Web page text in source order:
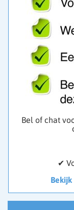
- Sjamaan
- Reiki
“We
Wij bieden je
je talenten tot
👉 Meld je
Wil je
menu om je
Bel of chat
✔